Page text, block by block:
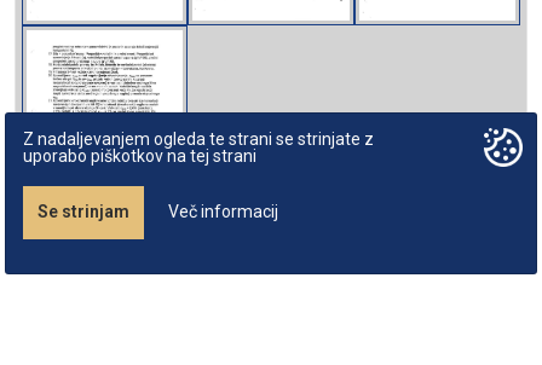
Z nadaljevanjem ogleda te strani se strinjate z
uporabo piškotkov na tej strani
Se strinjam Več informacij